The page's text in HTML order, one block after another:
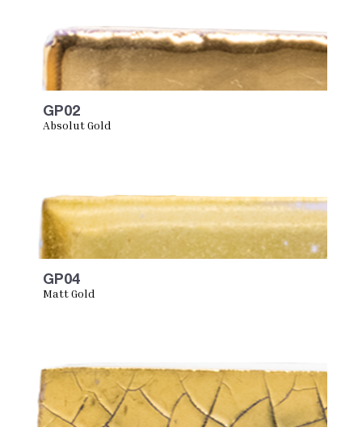
GP02
Absolut Gold
GP04
Matt Gold